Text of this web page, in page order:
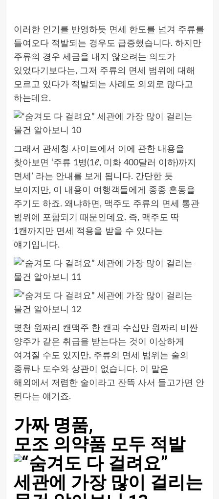
이러한 인기를 반영하듯 면세 한도를 넘겨 주류를
들여오다 적발되는 경우도 급증했습니다. 하지만
주류의 경우 세금을 내지 않으려는 의도가
있었다기보다는, 그저 주류의 면세 범위에 대해
모르고 있다가 적발되는 사례도 의외로 많다고
하는데요.
그래서 관세청 사이트에서 이에 관한 내용을
찾아보면 ‘주류 1병(1ℓ, 미화 400달러 이하)까지
면세’ 라는 안내를 보게 됩니다. 간단한 듯
보이지만, 이 내용이 여행객들에게 종종 혼동을
주기도 하죠. 왜냐하면, 맥주도 주류의 면세 통관
범위에 포함되기 때문인데요. 즉, 맥주도 딱
1캔까지만 면세 적용을 받을 수 있다는
얘기입니다.
몇천 원짜리 캔맥주 한 캔과 수십만 원짜리 비싼
양주가 같은 취급을 받는다는 것이 이상하게
여겨질 수도 있지만, 주류의 면세 범위는 술의
종류나 도수와 상관이 없습니다. 이 말은
해외에서 저렴한 술이라고 잔뜩 사서 들고가면 안
된다는 얘기죠.
가짜 명품,
모조 의약품 모두 적발